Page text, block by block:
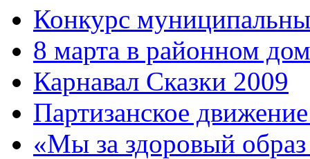
Конкурс
8 марта в районном
Карнавал Сказки 2009
Партизанское
«Мы за здоровый